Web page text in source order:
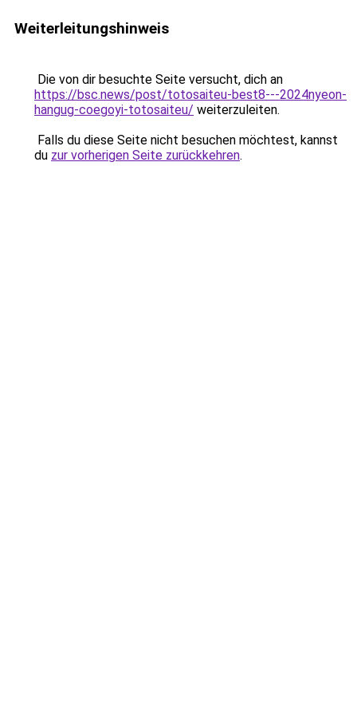
Weiterleitungshinweis
Die von dir besuchte Seite versucht, dich an
https://bsc.news/post/totosaiteu-best8---2024nyeon-
hangug-coegoyi-totosaiteu/ weiterzuleiten.
Falls du diese Seite nicht besuchen möchtest, kannst
du zur vorherigen Seite zurückkehren.